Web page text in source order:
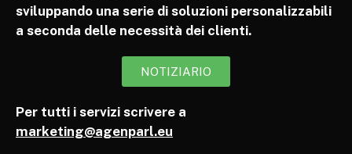
sviluppando una serie di soluzioni personalizzabili
a seconda delle necessità dei clienti.
NOTIZIARIO
Per tutti i servizi scrivere a
marketing@agenparl.eu